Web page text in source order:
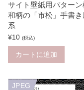
サイト壁紙用パターン
和柄の「市松」手書
系
¥10 (税込)
カートに追加
JPEG